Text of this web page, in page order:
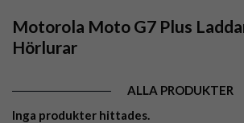
Motorola Moto G7 Plus
Hörlurar
ALLA PRODUKTER
Inga produkter hittades.